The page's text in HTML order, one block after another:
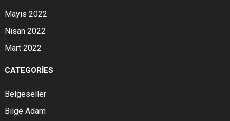
Mayıs 2022
Nisan 2022
Mart 2022
CATEGORIES
Belgeseller
Bilge Adam